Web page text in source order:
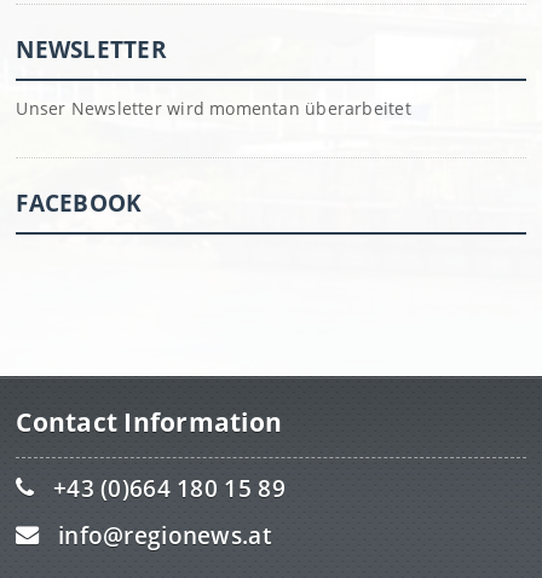
NEWSLETTER
Unser Newsletter wird momentan überarbeitet
FACEBOOK
Contact Information
+43 (0)664 180 15 89
info@regionews.at